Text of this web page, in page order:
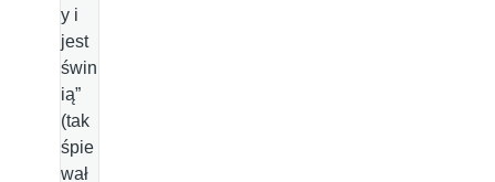
y i
jest
świn
ią”
(tak
śpie
wał